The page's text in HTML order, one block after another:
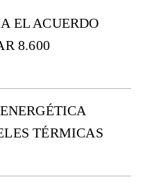
EL ACUERDO
8.600
TÉRMICAS